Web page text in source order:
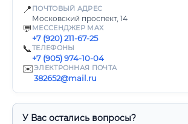
📍 ПОЧТОВЫЙ АДРЕС
Московский проспект, 14
💬 МЕССЕНДЖЕР MAX
+7 (920) 211-67-25
📞ТЕЛЕФОНЫ
+7 (905) 974-10-04
✉️ЭЛЕКТРОННАЯ ПОЧТА
382652@mail.ru
У Вас остались вопросы?